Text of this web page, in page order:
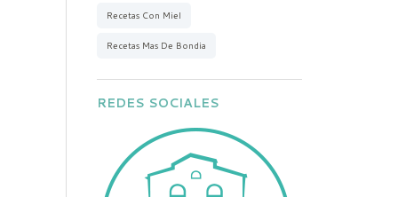
Recetas Con Miel
Recetas Mas De Bondia
REDES SOCIALES